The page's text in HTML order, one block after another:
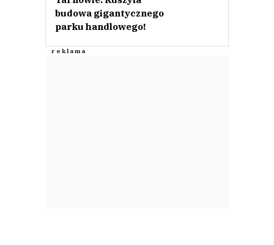
budowa gigantycznego
parku handlowego!